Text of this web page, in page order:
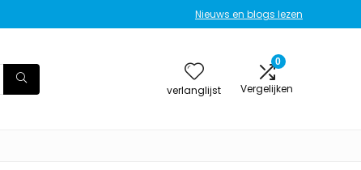
Nieuws en blogs lezen
verlanglijst
0
Vergelijken